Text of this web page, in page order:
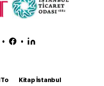
• •
Kitap İstanbul